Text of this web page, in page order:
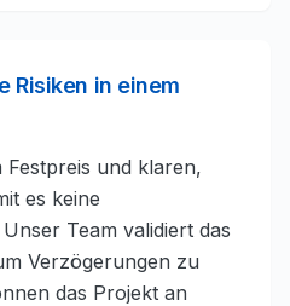
Risiken in einem
Festpreis und klaren,
es keine
Team validiert das
Verzögerungen zu
das Projekt an